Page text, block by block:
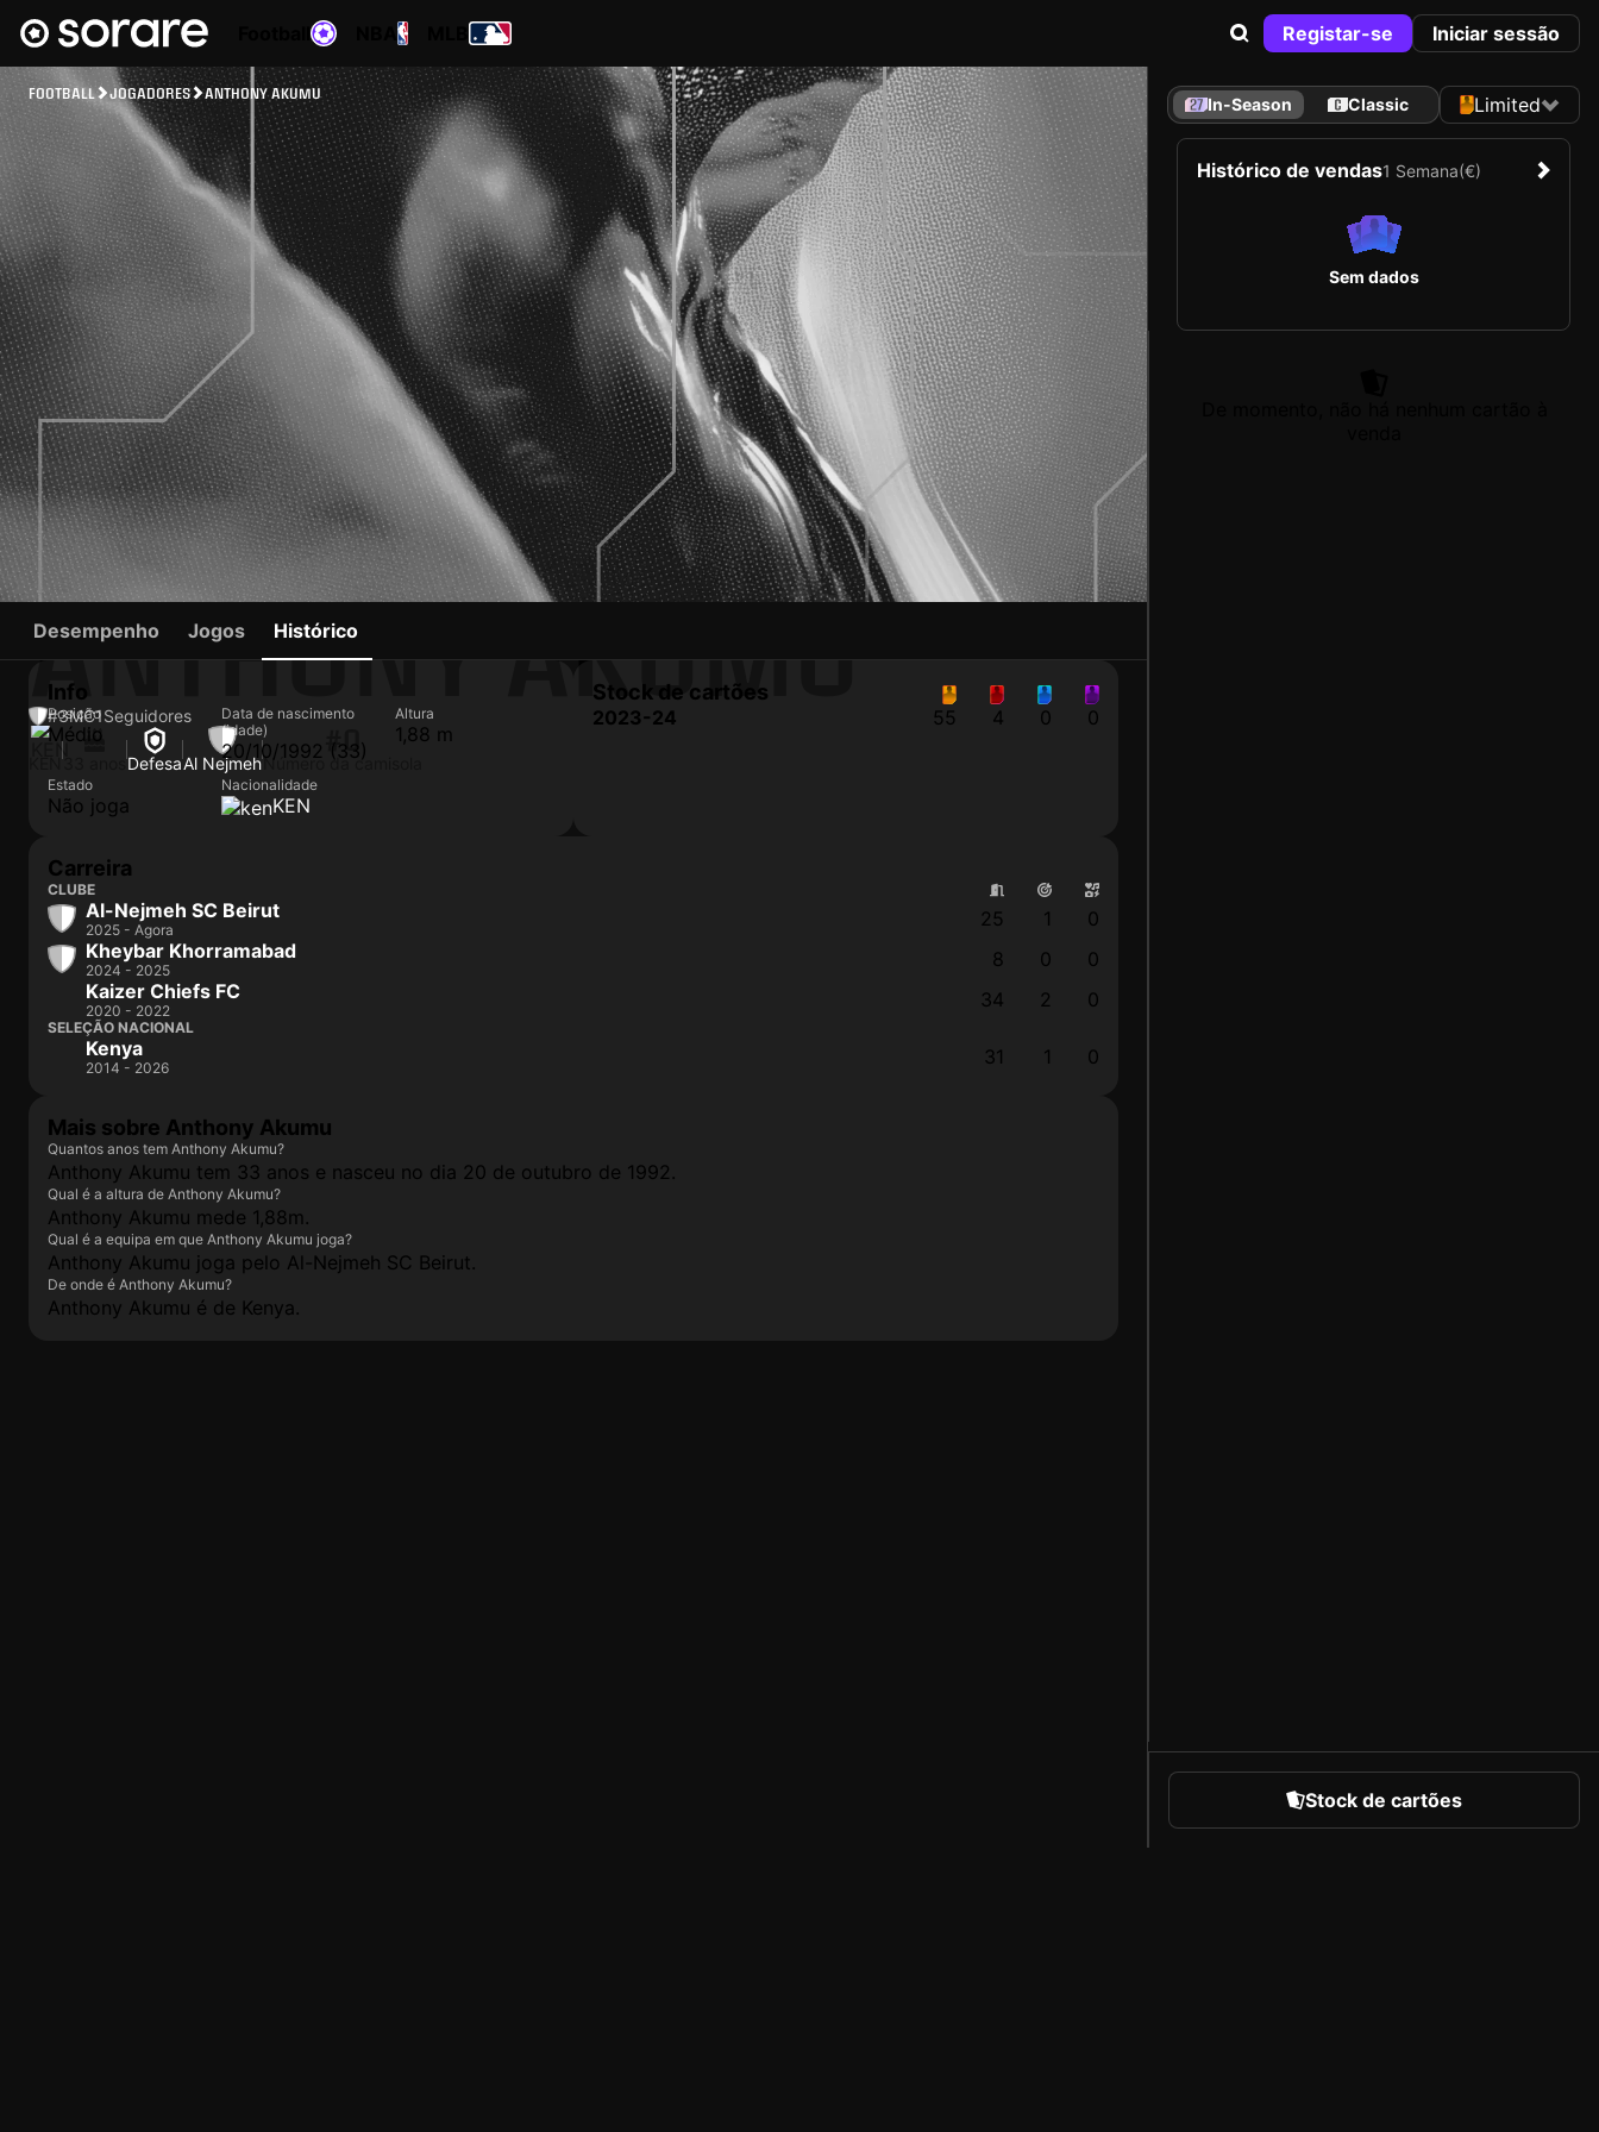
Registar-se Iniciar sessão
FOOTBALL JOGADORES ANTHONY AKUMU
ANTHONY AKUMU
#3MC1Seguidores
DefesaAl Nejmeh
#0
Número da camisola
Desempenho Jogos Histórico
Info
Posição
Médio
Data de nascimento
(idade)
20/10/1992 (33)
Altura
1,88 m
Estado
Não joga
Nacionalidade
KEN
Stock de cartões
2023-24 55 4 0 0
Carreira
CLUBE
Al-Nejmeh SC Beirut
2025 - Agora 25 1
0
Kheybar Khorramabad
2024 - 2025 8 0
0
Kaizer Chiefs FC
2020 - 2022 34 2 0
SELEÇÃO NACIONAL
Kenya
2014 - 2026 31 1 0
Mais sobre Anthony Akumu
Quantos anos tem Anthony Akumu?
Anthony Akumu tem 33 anos e nasceu no dia 20 de outubro de 1992.
Qual é a altura de Anthony Akumu?
Anthony Akumu mede 1,88m.
Qual é a equipa em que Anthony Akumu joga?
Anthony Akumu joga pelo Al-Nejmeh SC Beirut.
De onde é Anthony Akumu?
Anthony Akumu é de Kenya.
In-Season Classic Limited
Histórico de vendas1 Semana(€)
Sem dados
Stock de cartões